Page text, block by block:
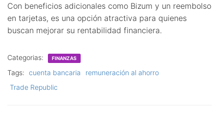
Con beneficios adicionales como Bizum y un reembolso
en tarjetas, es una opción atractiva para quienes
buscan mejorar su rentabilidad financiera.
Categorias: FINANZAS
Tags: cuenta bancaria
remuneración al ahorro
Trade Republic